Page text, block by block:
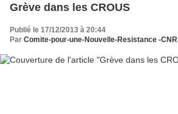
Grève dans les CROUS
Publié le 17/12/2013 à 20:44
Par Comite-pour-une-Nouvelle-Resistance -CNR